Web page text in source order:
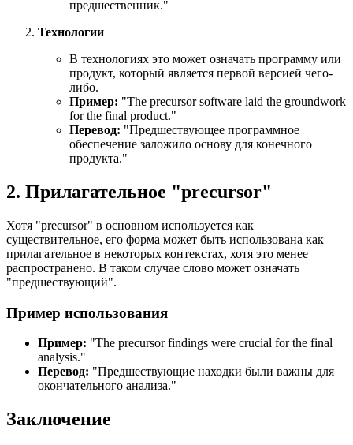
предшественник."
Технологии
В технологиях это может означать программу или
продукт, который является первой версией чего-
либо.
Пример: "The precursor software laid the groundwork
for the final product."
Перевод: "Предшествующее программное
обеспечение заложило основу для конечного
продукта."
2. Прилагательное "precursor"
Хотя "precursor" в основном используется как
существительное, его форма может быть использована как
прилагательное в некоторых контекстах, хотя это менее
распространено. В таком случае слово может означать
"предшествующий".
Пример использования
Пример: "The precursor findings were crucial for the final
analysis."
Перевод: "Предшествующие находки были важны для
окончательного анализа."
Заключение